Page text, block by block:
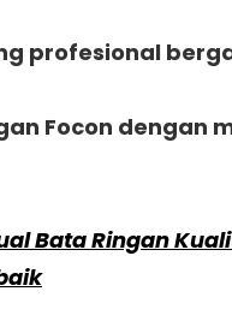
profesional
Focon dengan
Bata Ringan